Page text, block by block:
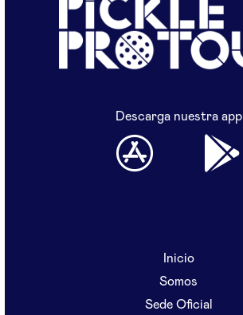
Descarga nuestra app
Inicio
Somos
Sede Oficial